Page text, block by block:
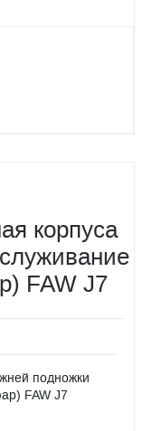
корпуса
FAW J7
подножки
FAW J7